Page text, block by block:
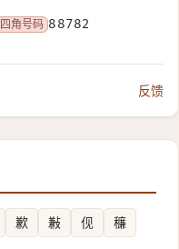
四角号码 88782
反馈
歉 㪠 伣
䆂